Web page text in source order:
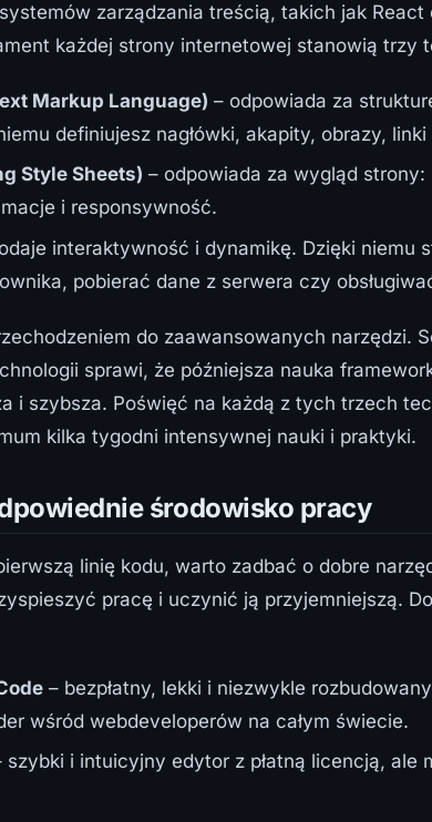
zarządzania treścią, takich jak React
każdej strony internetowej stanowią trzy
Markup Language) – odpowiada za
definiujesz nagłówki, akapity, obrazy,
Style Sheets) – odpowiada za wygląd strony:
i responsywność.
interaktywność i dynamikę. Dzięki niemu
pobierać dane z serwera czy
do zaawansowanych narzędzi.
sprawi, że późniejsza nauka
i szybsza. Poświęć na każdą z tych trzech
kilka tygodni intensywnej nauki i praktyki.
środowisko pracy
linię kodu, warto zadbać o dobre
pracę i uczynić ją przyjemniejszą.
– bezpłatny, lekki i niezwykle
wśród webdeveloperów na całym świecie.
szybki i intuicyjny edytor z płatną licencją, ale